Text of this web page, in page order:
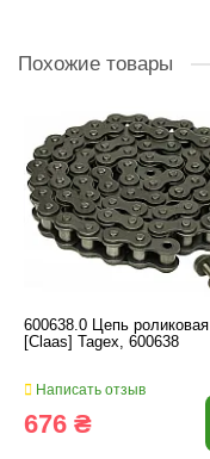
Похожие товары
600638.0 Цепь роликовая
[Claas] Tagex, 600638
Написать отзыв
676 ₴